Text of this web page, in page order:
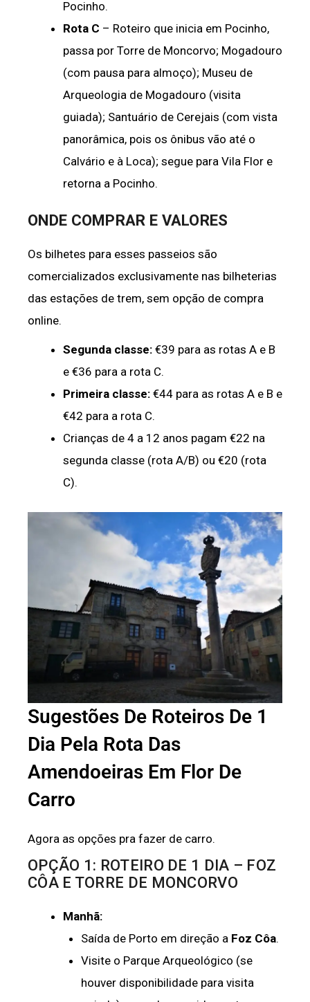
Pocinho.
Rota C – Roteiro que inicia em Pocinho,
passa por Torre de Moncorvo; Mogadouro
(com pausa para almoço); Museu de
Arqueologia de Mogadouro (visita
guiada); Santuário de Cerejais (com vista
panorâmica, pois os ônibus vão até o
Calvário e à Loca); segue para Vila Flor e
retorna a Pocinho.
ONDE COMPRAR E VALORES
Os bilhetes para esses passeios são
comercializados exclusivamente nas bilheterias
das estações de trem, sem opção de compra
online.
Segunda classe: €39 para as rotas A e B
e €36 para a rota C.
Primeira classe: €44 para as rotas A e B e
€42 para a rota C.
Crianças de 4 a 12 anos pagam €22 na
segunda classe (rota A/B) ou €20 (rota
C).
Sugestões De Roteiros De 1
Dia Pela Rota Das
Amendoeiras Em Flor De
Carro
Agora as opções pra fazer de carro.
OPÇÃO 1: ROTEIRO DE 1 DIA – FOZ
CÔA E TORRE DE MONCORVO
Manhã:
Saída de Porto em direção a Foz Côa.
Visite o Parque Arqueológico (se
houver disponibilidade para visita